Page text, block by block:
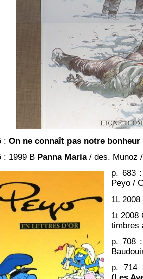
: On ne connaît pas notre bonheur
: 1999 B Panna Maria/ des. Munoz
p. 683
Peyo /
1L
1t 2008
timbres
p. 708
p.